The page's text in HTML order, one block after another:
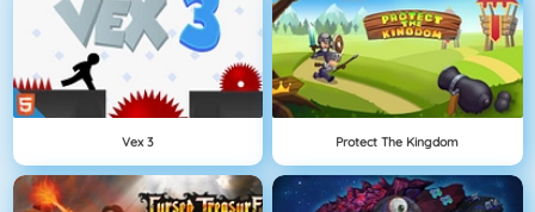
Vex 3 Protect The Kingdom